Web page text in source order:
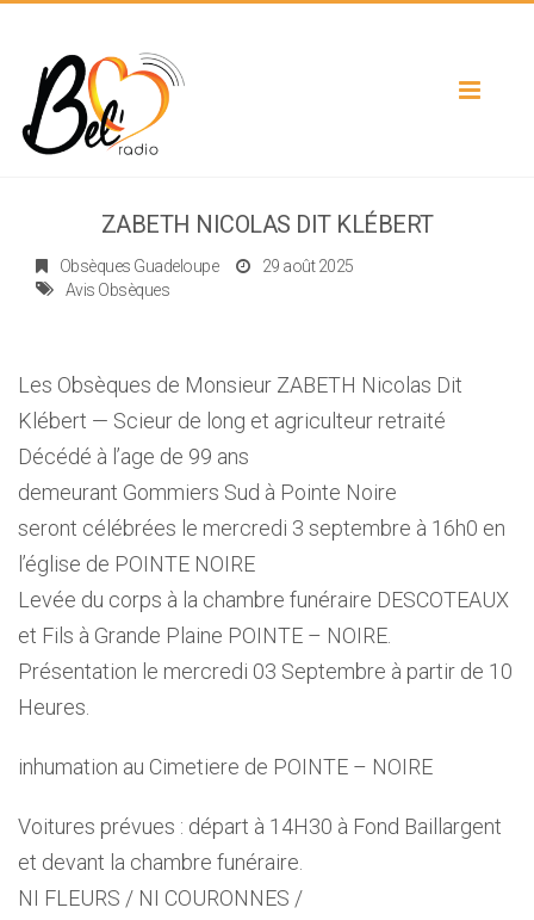
Toggle
ZABETH NICOLAS DIT KLÉBERT
Obsèques Guadeloupe
29 août 2025
Avis Obsèques
Les Obsèques de Monsieur ZABETH Nicolas Dit
Klébert — Scieur de long et agriculteur retraité
Décédé à l’age de 99 ans
demeurant Gommiers Sud à Pointe Noire
seront célébrées le mercredi 3 septembre à 16h0 en
l’église de POINTE NOIRE
Levée du corps à la chambre funéraire DESCOTEAUX
et Fils à Grande Plaine POINTE – NOIRE.
Présentation le mercredi 03 Septembre à partir de 10
Heures.
inhumation au Cimetiere de POINTE – NOIRE
Voitures prévues : départ à 14H30 à Fond Baillargent
et devant la chambre funéraire.
NI FLEURS / NI COURONNES /